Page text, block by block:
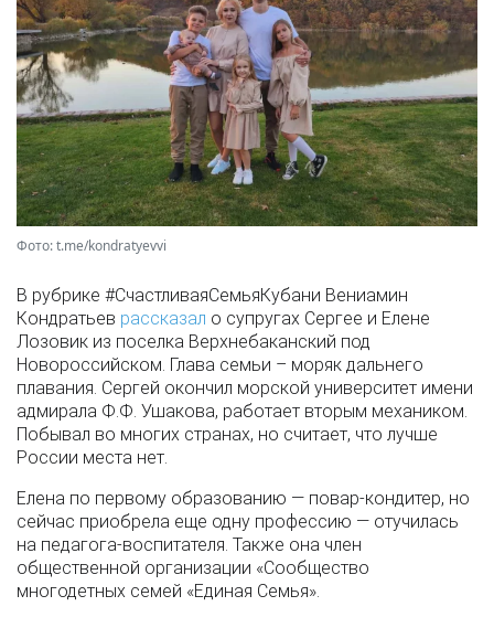
Фото: t.me/kondratyevvi
В рубрике #СчастливаяСемьяКубани Вениамин
Кондратьев рассказал о супругах Сергее и Елене
Лозовик из поселка Верхнебаканский под
Новороссийском. Глава семьи – моряк дальнего
плавания. Сергей окончил морской университет имени
адмирала Ф.Ф. Ушакова, работает вторым механиком.
Побывал во многих странах, но считает, что лучше
России места нет.
Елена по первому образованию — повар-кондитер, но
сейчас приобрела еще одну профессию — отучилась
на педагога-воспитателя. Также она член
общественной организации «Сообщество
многодетных семей «Единая Семья».